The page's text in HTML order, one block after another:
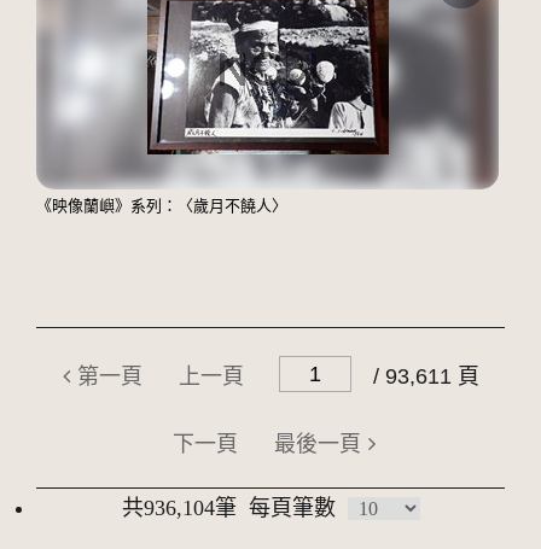
《映像蘭嶼》系列：〈歲月不饒人〉
第一頁 上一頁 / 93,611 頁
下一頁 最後一頁
共936,104筆 每頁筆數